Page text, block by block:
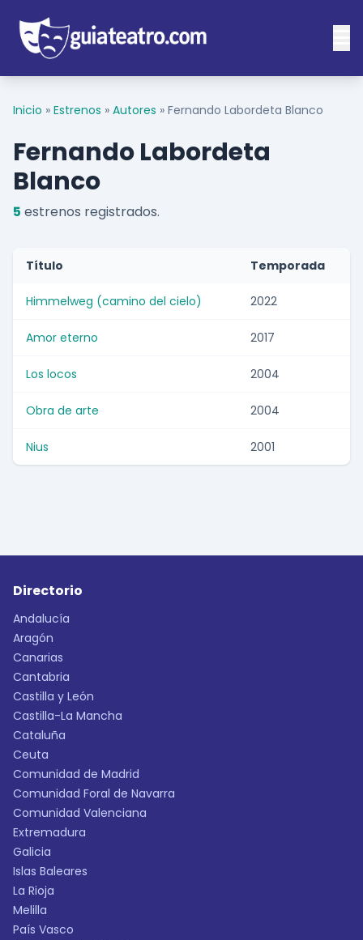
Inicio » Estrenos » Autores » Fernando Labordeta Blanco
Fernando Labordeta
Blanco
5 estrenos registrados.
Título Temporada
Himmelweg (camino del cielo) 2022
Amor eterno 2017
Los locos 2004
Obra de arte 2004
Nius 2001
Directorio
Andalucía
Aragón
Canarias
Cantabria
Castilla y León
Castilla-La Mancha
Cataluña
Ceuta
Comunidad de Madrid
Comunidad Foral de Navarra
Comunidad Valenciana
Extremadura
Galicia
Islas Baleares
La Rioja
Melilla
País Vasco